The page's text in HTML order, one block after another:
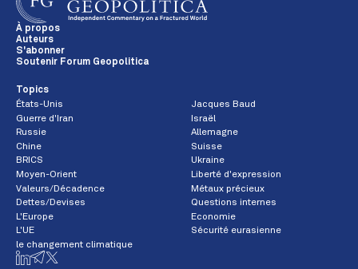
À propos
Auteurs
S'abonner
Soutenir Forum Geopolitica
Topics
États-Unis
Jacques Baud
Guerre d'Iran
Israël
Russie
Allemagne
Chine
Suisse
BRICS
Ukraine
Moyen-Orient
Liberté d'expression
Valeurs/Décadence
Métaux précieux
Dettes/Devises
Questions internes
L'Europe
Economie
L'UE
Sécurité eurasienne
le changement climatique